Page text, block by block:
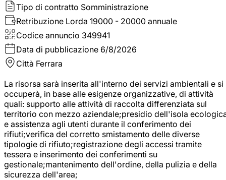
Tipo di contratto Somministrazione
Retribuzione Lorda 19000 - 20000 annuale
Codice annuncio 349941
Data di pubblicazione 6/8/2026
Città Ferrara
La risorsa sarà inserita all'interno dei servizi ambientali e si
occuperà, in base alle esigenze organizzative, di attività
quali: supporto alle attività di raccolta differenziata sul
territorio con mezzo aziendale;presidio dell'isola
e assistenza agli utenti durante il conferimento dei
rifiuti;verifica del corretto smistamento delle diverse
tipologie di rifiuto;registrazione degli accessi tramite
tessera e inserimento dei conferimenti su
gestionale;mantenimento dell'ordine, della pulizia e della
sicurezza dell'area;